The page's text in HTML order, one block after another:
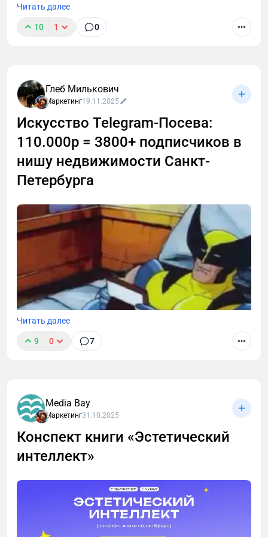
Читать далее
10 1 0
Глеб Милькович
Маркетинг19.11.2025
Искусство Telegram-Посева:
110.000р = 3800+ подписчиков в
нишу недвижимости Санкт-
Петербурга
Читать далее
9 0 7
Media Bay
Маркетинг31.10.2025
Конспект книги «Эстетический
интеллект»